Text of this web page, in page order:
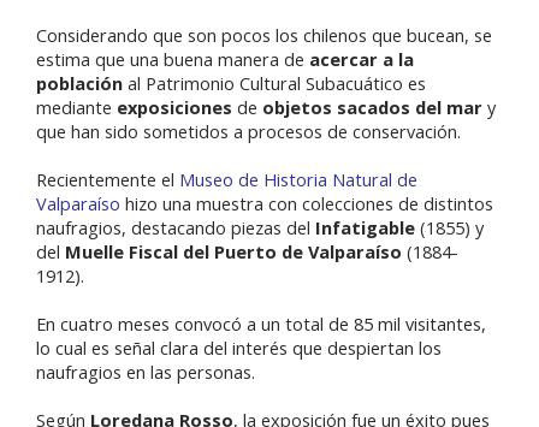
Considerando que son pocos los chilenos que bucean, se
estima que una buena manera de acercar a la
población al Patrimonio Cultural Subacuático es
mediante exposiciones de objetos sacados del mar y
que han sido sometidos a procesos de conservación.
Recientemente el Museo de Historia Natural de
Valparaíso hizo una muestra con colecciones de distintos
naufragios, destacando piezas del Infatigable (1855) y
del Muelle Fiscal del Puerto de Valparaíso (1884-
1912).
En cuatro meses convocó a un total de 85 mil visitantes,
lo cual es señal clara del interés que despiertan los
naufragios en las personas.
Según Loredana Rosso, la exposición fue un éxito pues